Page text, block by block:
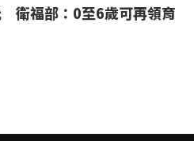
衛福部：0至6歲可再領育